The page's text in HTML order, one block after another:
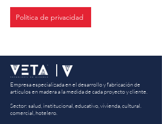
Política de privacidad
Empresa especializada en el desarrollo y fabricación de
artículos en madera a la medida de cada proyecto y cliente.
Sector: salud, institucional, educativo, vivienda, cultural.
comercial, hotelero.